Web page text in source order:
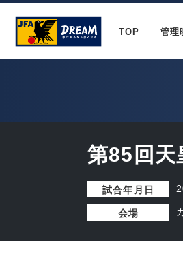
TOP 管理
第85回天
試合年月日
会場